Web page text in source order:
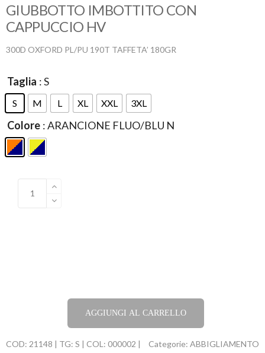
GIUBBOTTO IMBOTTITO CON
CAPPUCCIO HV
300D OXFORD PL/PU 190T TAFFETA’ 180GR
Taglia : S
S M L XL XXL 3XL
Colore : ARANCIONE FLUO/BLU N
AGGIUNGI AL CARRELLO
COD: 21148 | TG: S | COL: 000002 | Categorie: ABBIGLIAMENTO